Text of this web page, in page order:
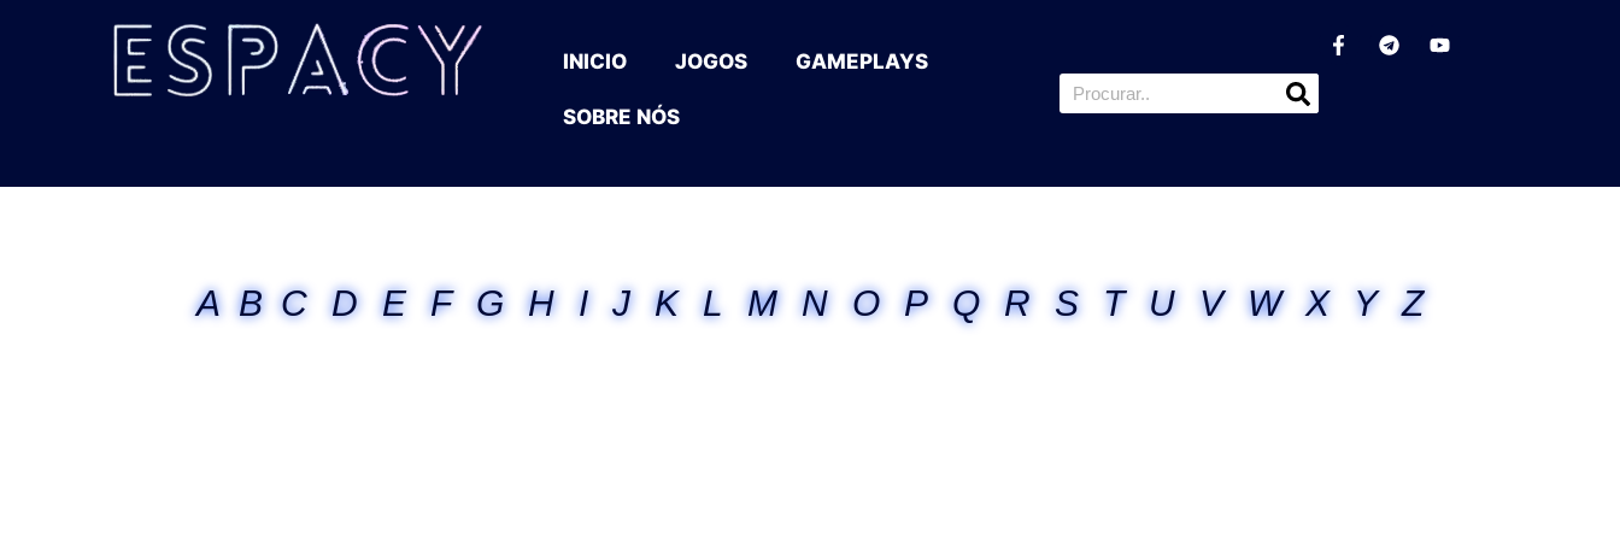
INICIO JOGOS GAMEPLAYS
SOBRE NÓS
A B C D E F G H I J K L M N O P Q R S T U V W X Y Z